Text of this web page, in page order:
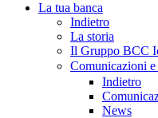
La tua banca
Indietro
La storia
Il Gruppo BCC
Comunicazioni e
Indietro
News